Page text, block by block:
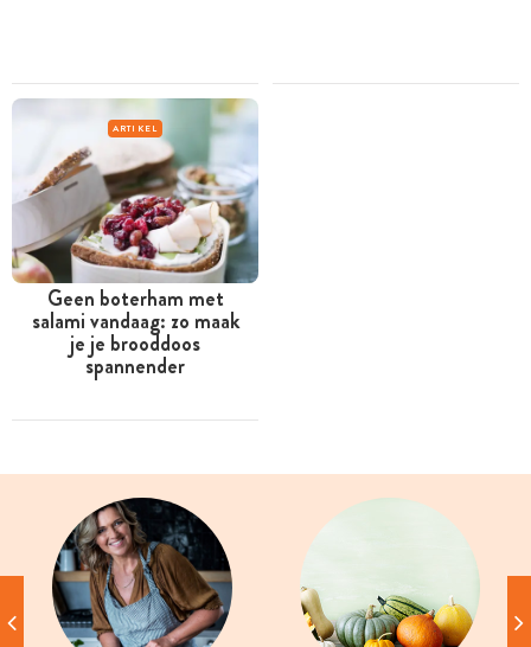
ARTIKEL
Geen boterham met
salami vandaag: zo maak
je je brooddoos
spannender